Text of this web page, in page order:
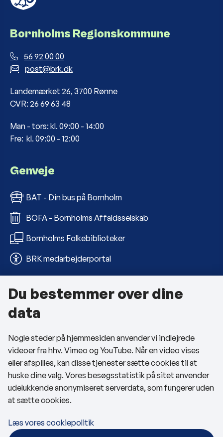
Bornholms Regionskommune
56 92 00 00
post@brk.dk
Landemærket 26, 3700 Rønne
CVR: 26 69 63 48
Man - tors: kl. 09:00 - 14:00
Fre: kl. 09:00 - 12:00
Genveje
BAT - Din bus på Bornholm
BOFA - Bornholms Affaldsselskab
Bornholms Folkebiblioteker
BRK medarbejderportal
Om kommunen
Kontakt os
Telefon- og åbningstider
Tilgængelighedserklæring
Privatlivspolitik
Cookies
Du bestemmer over dine
data
Nogle steder på hjemmesiden anvender vi indlejrede
videoer fra hhv. Vimeo og YouTube. Når en video vises
eller afspilles, kan disse tjenester sætte cookies til at
huske dine valg. Vores besøgsstatistik på sitet anvender
udelukkende anonymiseret serverdata, som fungerer uden
at sætte cookies.
Læs vores cookiepolitik